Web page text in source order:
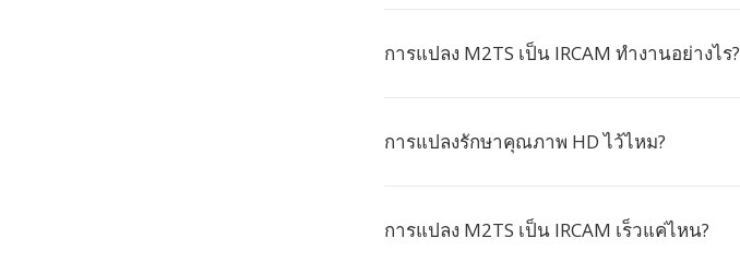
การแปลง M2TS เป็น IRCAM ทำงานอย่างไร?
การแปลงรักษาคุณภาพ HD ไว้ไหม?
การแปลง M2TS เป็น IRCAM เร็วแค่ไหน?